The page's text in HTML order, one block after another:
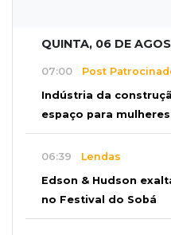
QUINTA, 06 DE
07:00 Post
Indústria da
espaço para mulheres
06:39 Lendas
Edson & Hudson
no Festival do Sobá